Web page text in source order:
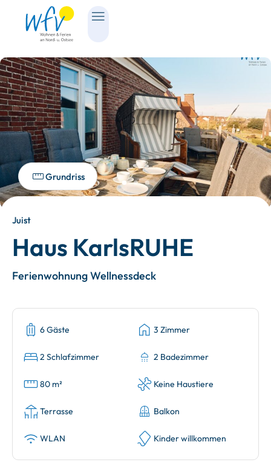
Grundriss
Juist
Haus KarlsRUHE
Ferienwohnung Wellnessdeck
6 Gäste 3 Zimmer
2 Schlafzimmer 2 Badezimmer
80 m² Keine Haustiere
Terrasse Balkon
WLAN Kinder willkommen